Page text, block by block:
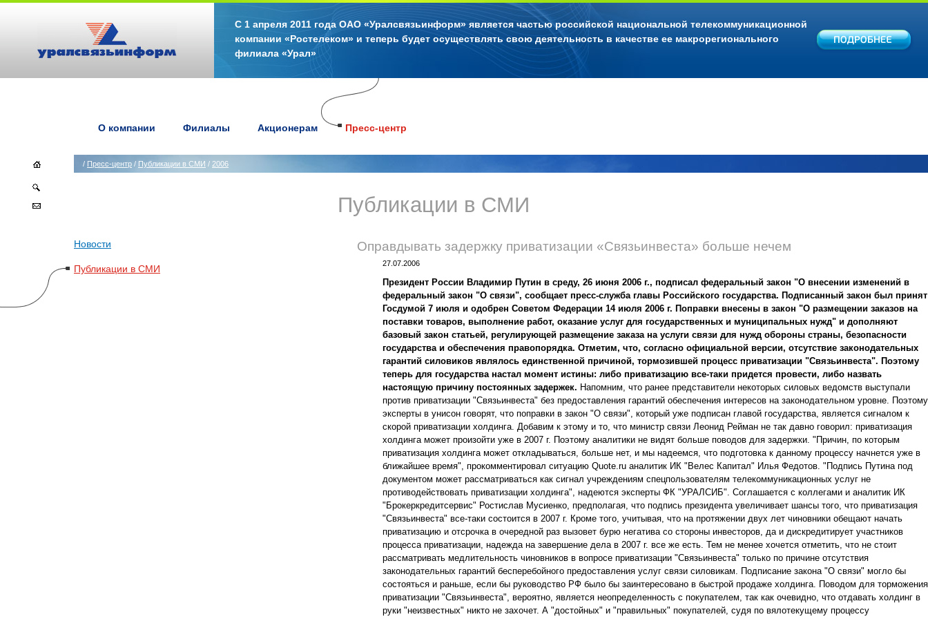
С 1 апреля 2011 года ОАО «Уралсвязьинформ» является частью российской национальной телекоммуникационной
компании «Ростелеком» и теперь будет осуществлять свою деятельность в качестве ее макрорегионального
филиала «Урал»
О компании Филиалы Акционерам Пресс-центр
/ Пресс-центр / Публикации в СМИ / 2006
Новости
Публикации в СМИ
Публикации в СМИ
Оправдывать задержку приватизации «Связьинвеста» больше нечем
27.07.2006
Президент России Владимир Путин в среду, 26 июня 2006 г., подписал федеральный закон "О внесении изменений в
федеральный закон "О связи", сообщает пресс-служба главы Российского государства. Подписанный закон был принят
Госдумой 7 июля и одобрен Советом Федерации 14 июля 2006 г. Поправки внесены в закон "О размещении заказов на
поставки товаров, выполнение работ, оказание услуг для государственных и муниципальных нужд" и дополняют
базовый закон статьей, регулирующей размещение заказа на услуги связи для нужд обороны страны, безопасности
государства и обеспечения правопорядка. Отметим, что, согласно официальной версии, отсутствие законодательных
гарантий силовиков являлось единственной причиной, тормозившей процесс приватизации "Связьинвеста". Поэтому
теперь для государства настал момент истины: либо приватизацию все-таки придется провести, либо назвать
настоящую причину постоянных задержек. Напомним, что ранее представители некоторых силовых ведомств выступали
против приватизации "Связьинвеста" без предоставления гарантий обеспечения интересов на законодательном уровне. Поэтому
эксперты в унисон говорят, что поправки в закон "О связи", который уже подписан главой государства, является сигналом к
скорой приватизации холдинга. Добавим к этому и то, что министр связи Леонид Рейман не так давно говорил: приватизация
холдинга может произойти уже в 2007 г. Поэтому аналитики не видят больше поводов для задержки. "Причин, по которым
приватизация холдинга может откладываться, больше нет, и мы надеемся, что подготовка к данному процессу начнется уже в
ближайшее время", прокомментировал ситуацию Quote.ru аналитик ИК "Велес Капитал" Илья Федотов. "Подпись Путина под
документом может рассматриваться как сигнал учреждениям спецпользователям телекоммуникационных услуг не
противодействовать приватизации холдинга", надеются эксперты ФК "УРАЛСИБ". Соглашается с коллегами и аналитик ИК
"Брокеркредитсервис" Ростислав Мусиенко, предполагая, что подпись президента увеличивает шансы того, что приватизация
"Связьинвеста" все-таки состоится в 2007 г. Кроме того, учитывая, что на протяжении двух лет чиновники обещают начать
приватизацию и отсрочка в очередной раз вызовет бурю негатива со стороны инвесторов, да и дискредитирует участников
процесса приватизации, надежда на завершение дела в 2007 г. все же есть. Тем не менее хочется отметить, что не стоит
рассматривать медлительность чиновников в вопросе приватизации "Связьинвеста" только по причине отсутствия
законодательных гарантий бесперебойного предоставления услуг связи силовикам. Подписание закона "О связи" могло бы
состояться и раньше, если бы руководство РФ было бы заинтересовано в быстрой продаже холдинга. Поводом для торможения
приватизации "Связьинвеста", вероятно, является неопределенность с покупателем, так как очевидно, что отдавать холдинг в
руки "неизвестных" никто не захочет. А "достойных" и "правильных" покупателей, судя по вялотекущему процессу